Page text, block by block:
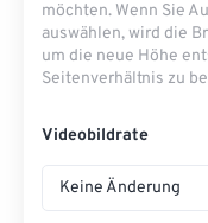
möchten. Wenn Sie
auswählen, wird die
um die neue Höhe
Seitenverhältnis zu
Videobildrate
Keine Änderung